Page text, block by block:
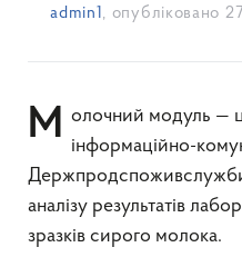
admin1, опубліковано
Молочний модуль — це програмний додаток інформаційно-
Держпродспоживслужби
аналізу результатів
зразків сирого молока.